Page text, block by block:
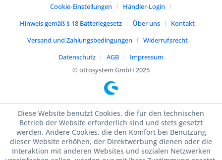
Cookie-Einstellungen
Händler-Login
Hinweis gemäß § 18 Batteriegesetz
Über uns
Kontakt
Versand und Zahlungsbedingungen
Widerrufsrecht
Datenschutz
AGB
Impressum
© ottosystem GmbH 2025
Diese Website benutzt Cookies, die für den technischen
Betrieb der Website erforderlich sind und stets gesetzt
werden. Andere Cookies, die den Komfort bei Benutzung
dieser Website erhöhen, der Direktwerbung dienen oder die
Interaktion mit anderen Websites und sozialen Netzwerken